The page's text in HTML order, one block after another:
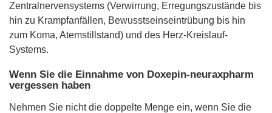
Zentralnervensystems (Verwirrung, Erregungszustände bis
hin zu Krampfanfällen, Bewusstseinseintrübung bis hin
zum Koma, Atemstillstand) und des Herz-Kreislauf-
Systems.
Wenn Sie die Einnahme von Doxepin-neuraxpharm
vergessen haben
Nehmen Sie nicht die doppelte Menge ein, wenn Sie die